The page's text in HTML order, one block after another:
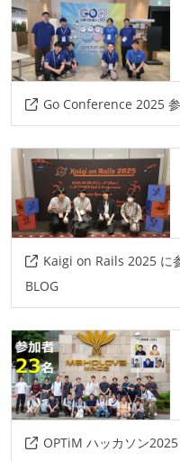
Go Conference 2025
Kaigi on Rails 2025 に
BLOG
OPTiM ハッカソン